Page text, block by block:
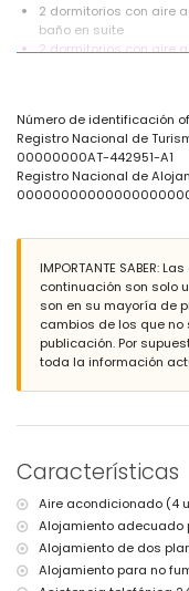
2 dormitorios con aire
baño en suite
2 dormitorios con aire
baño con doble lavabo,
Exterior de la villa
parcela vallada
piscina privada en
3 terrazas, de las
barbacoa
ducha exterior
zona de estar y
2 plazas de
terraza en la azotea
Más información
pueblo más cercano:
villa)
kilómetros de la villa)
parque más cercano:
villa)
aeropuerto más
villa)
Número de identificación
Registro Nacional de
00000000AT-442951-A1
Registro Nacional de
IMPORTANTE SABER:
continuación son solo
son en su mayoría de
cambios de los que
publicación. Por
toda la información
Características
Aire acondicionado (4
Alojamiento adecuado
Alojamiento de dos
Alojamiento para no